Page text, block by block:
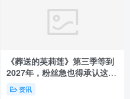
《葬送的芙莉莲》第三季等到
2027年，粉丝急也得承认这次
慢得有道理！
资讯